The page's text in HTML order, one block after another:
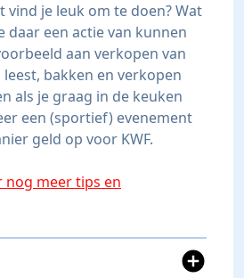
vind je leuk om te doen? Wat
daar een actie van kunnen
aan verkopen van
leest, bakken en verkopen
als je graag in de keuken
een (sportief) evenement
geld op voor KWF.
nog meer tips en
add_circle